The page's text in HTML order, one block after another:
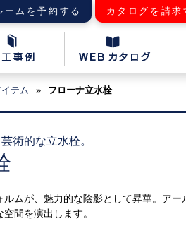
ームを予約する カタログを請求
テム » フローナ立水栓
術的な立水栓。
ムが、魅力的な陰影として昇華。アー
間を演出します。